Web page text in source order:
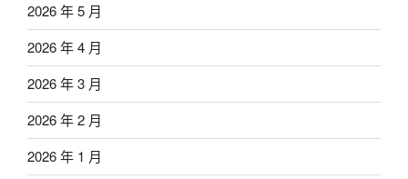
2026 年 5 月
2026 年 4 月
2026 年 3 月
2026 年 2 月
2026 年 1 月